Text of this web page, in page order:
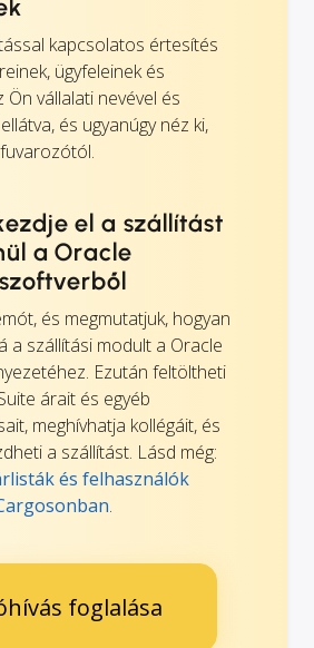
kapcsolatos értesítés
ügyfeleinek és
Ön vállalati nevével és
és ugyanúgy néz ki,
el a szállítást
a Oracle
és megmutatjuk, hogyan
a szállítási modult a Oracle
Ezután feltöltheti
árait és egyéb
meghívhatja kollégáit, és
a szállítást. Lásd még:
és felhasználók
.
foglalása